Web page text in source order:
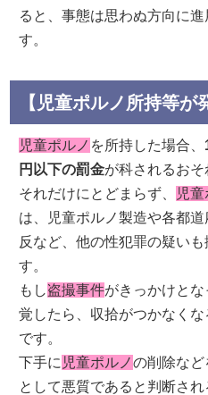
ると、事態は思わぬ方向に
す。
【児童ポルノ所持等が
児童ポルノ を所持した場合、
円以下の罰金が科されるおそ
それだけにとどまらず、
児童
は、児童ポルノ製造や各都
反など、他の性犯罪の疑い
す。
もし盗撮事件がきっかけとな
覚したら、収拾がつかなくな
です。
下手に 児童ポルノの削除など
として悪質であると判断さ